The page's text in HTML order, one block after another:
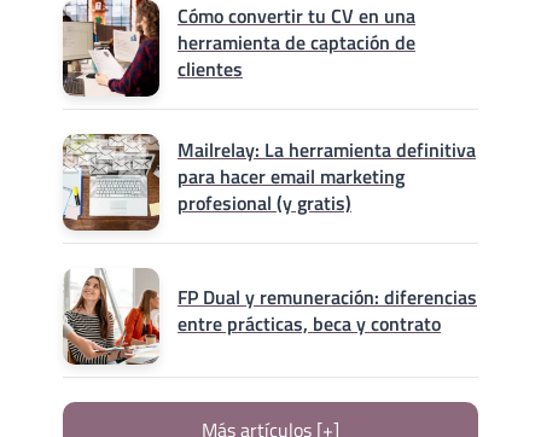
Cómo convertir tu CV en una
herramienta de captación de
clientes
Mailrelay: La herramienta definitiva
para hacer email marketing
profesional (y gratis)
FP Dual y remuneración: diferencias
entre prácticas, beca y contrato
Más artículos [+]